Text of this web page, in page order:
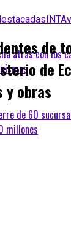
INTA
atrás con los
de 60
millones
de
de
y obras